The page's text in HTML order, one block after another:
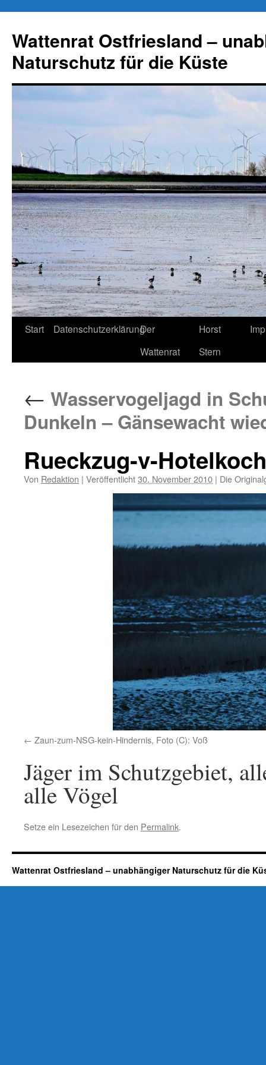
springen
Wattenrat Ostfriesland –
Naturschutz für die Küste
Start DatenschutzerklärungDer
Wattenrat
Horst
Stern
← Wasservogeljagd in
Dunkeln – Gänsewacht
Rueckzug-v-
Von Redaktion | Veröffentlicht30. November 2010 | Die
Zaun-zum-NSG-kein-Hindernis, Foto (C): Voß
Jäger im Schutzgebiet,
alle Vögel
Setze ein Lesezeichen für den Permalink.
Wattenrat Ostfriesland – unabhängiger Naturschutz für die